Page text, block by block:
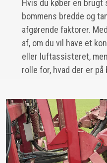
Hvis du køber en
bommens bredde og
afgørende faktorer.
af, om du vil have et
eller luftassisteret,
rolle for, hvad der er